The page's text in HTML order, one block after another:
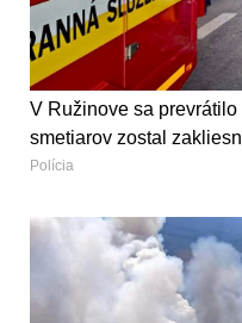
V Ružinove sa
smetiarov zostal
Polícia